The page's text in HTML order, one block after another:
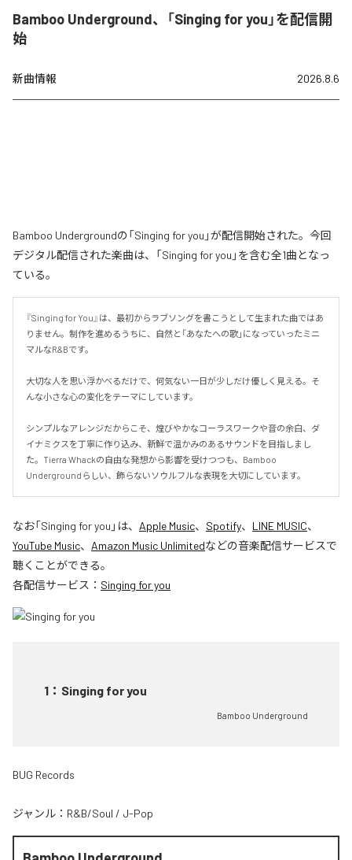
Bamboo Underground、「Singing for you」を配信開
始
新曲情報 2026.8.6
Bamboo Undergroundの「Singing for you」が配信開始された。今回
デジタル配信された楽曲は、「Singing for you」を含む全1曲となっ
ている。
『Singing for You』は、最初からラブソングを書こうとして生まれた曲ではあ
りません。制作を進めるうちに、自然と「あなたへの歌」になっていったミニ
マルなR&Bです。
大切な人を思い浮かべるだけで、何気ない一日が少しだけ優しく見える。そ
んな小さな心の変化をテーマにしています。
シンプルなアレンジだからこそ、煌びやかなコーラスワークや音の余白、ダ
イナミクスを丁寧に作り込み、新鮮で温かみのあるサウンドを目指しまし
た。Tierra Whackの自由な発想から影響を受けつつも、Bamboo
Undergroundらしい、飾らないソウルフルな表現を大切にしています。
なお「Singing for you 」は、 Apple Music、 Spotify、 LINE MUSIC、
YouTube Music、 Amazon Music Unlimitedなどの音楽配信サービスで
聴くことができる。
各配信サービス： Singing for you
1 ： Singing for you
Bamboo Underground
BUG Records
ジャンル： R&B/Soul / J-Pop